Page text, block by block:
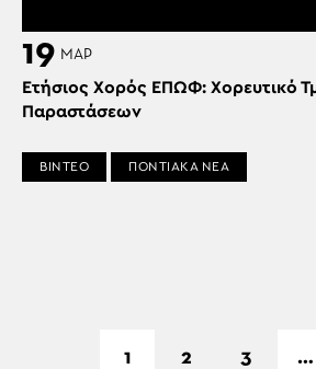
19 ΜΑΡ
Ετήσιος Χορός ΕΠΩΦ: Χορευτικό
Παραστάσεων
ΒΙΝΤΕΟ ΠΟΝΤΙΑΚΑ ΝΕΑ
1 2 3 …